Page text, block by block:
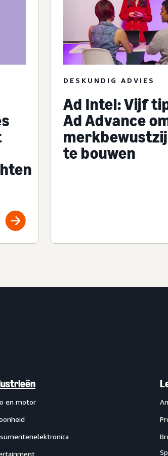
DESKUNDIG ADVIES
Ad Intel: Vijf
Ad Advance
te bouwen
en motor